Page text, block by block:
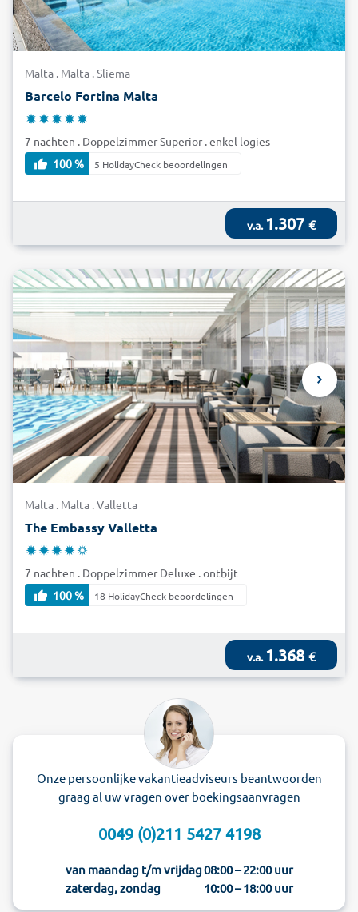
Malta . Malta . Sliema
Barcelo Fortina Malta
7 nachten . Doppelzimmer Superior . enkel logies
100 %
5 HolidayCheck beoordelingen
v.a.1.307 €
Malta . Malta . Valletta
The Embassy Valletta
7 nachten . Doppelzimmer Deluxe . ontbijt
100 %
18 HolidayCheck beoordelingen
v.a.1.368 €
Onze persoonlijke vakantieadviseurs beantwoorden
graag al uw vragen over boekingsaanvragen
0049 (0)211 5427 4198
van maandag t/m vrijdag08:00 – 22:00 uur
zaterdag, zondag
10:00 – 18:00 uur